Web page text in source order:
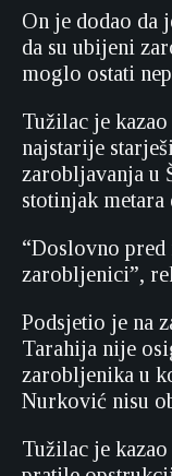
On je dodao da
da su ubijeni
moglo ostati
Tužilac je
najstarije
zarobljavanja u
stotinjak metara
“Doslovno
zarobljenici”,
Podsjetio je na
Tarahija nije
zarobljenika u
Nurković nisu
Tužilac je